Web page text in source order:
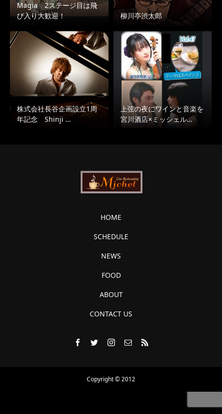
Magia 2ステージ目は飛
び入り大歓迎！
柳川亭渋太郎
株式会社長谷企画設立1周
年記念 Shinji …
上弦の夜にワインと音楽を
宮川酒店×ミッシェル…
HOME
SCHEDULE
NEWS
FOOD
ABOUT
CONTACT US
Copyright © 2012